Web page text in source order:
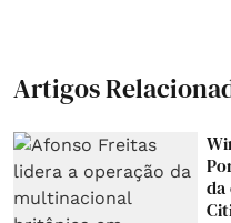
Artigos
da